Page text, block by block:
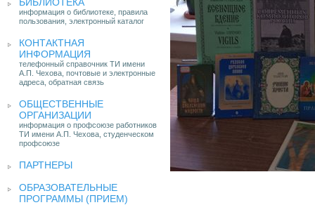
информация о библиотеке, правила
пользования, электронный каталог
КОНТАКТНАЯ
ИНФОРМАЦИЯ
телефонный справочник ТИ имени
А.П. Чехова, почтовые и электронные
адреса, обратная связь
ОБЩЕСТВЕННЫЕ
ОРГАНИЗАЦИИ
информация о профсоюзе работников
ТИ имени А.П. Чехова, студенческом
профсоюзе
ПАРТНЕРЫ
ОБРАЗОВАТЕЛЬНЫЕ
ПРОГРАММЫ (ПРИЕМ)